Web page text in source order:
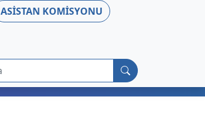
ASISTAN KOMISYONU